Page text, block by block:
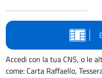
Accedi con la tua CNS, o le
come: Carta Raffaello,